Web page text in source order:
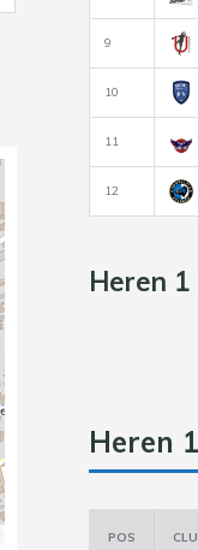
9
10
11
12
Heren
Heren
POS